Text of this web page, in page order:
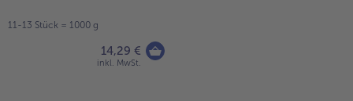
11-13 Stück = 1000 g
14,29 €
inkl. MwSt.